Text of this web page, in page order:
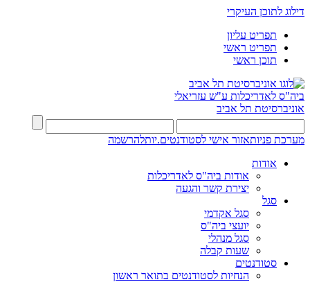
דילוג לתוכן העיקרי
תפריט עליון
תפריט ראשי
תוכן ראשי
ביה"ס לאדריכלות ע"ש עזריאלי
אוניברסיטת תל אביב
מערכת פניותאזור אישי לסטודנטים.יותלהרשמה
אודות
אודות ביה"ס לאדריכלות
יצירת קשר והגעה
סגל
סגל אקדמי
יועצי ביה"ס
סגל מנהלי
שעות קבלה
סטודנטים
הנחיות לסטודנטים בתואר ראשון